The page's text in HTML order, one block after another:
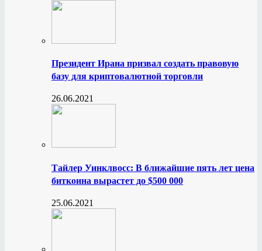
Президент Ирана призвал создать правовую
базу для криптовалютной торговли
26.06.2021
Тайлер Уинклвосс: В ближайшие пять лет цена
биткоина вырастет до $500 000
25.06.2021